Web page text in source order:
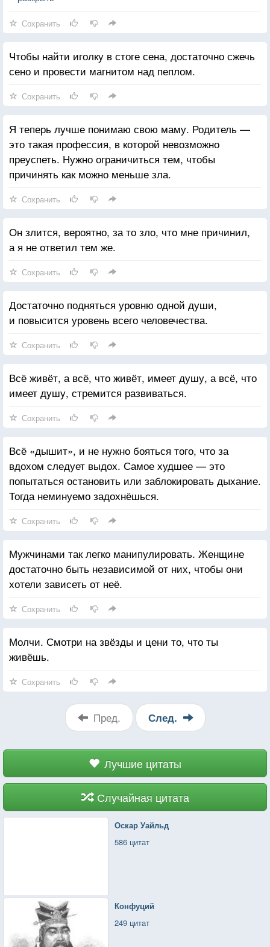
совершенную королеву, происходит что-то
волшебное. Есть и страсть, и длительные
отношения. Только это бывает редко.
Сохранить
Чтобы найти иголку в стоге сена, достаточно сжечь
сено и провести магнитом над пеплом.
Сохранить
Я теперь лучше понимаю свою маму. Родитель —
это такая профессия, в которой невозможно
преуспеть. Нужно ограничиться тем, чтобы
причинять как можно меньше зла.
Сохранить
Он злится, вероятно, за то зло, что мне причинил,
а я не ответил тем же.
Сохранить
Достаточно подняться уровню одной души,
и повысится уровень всего человечества.
Сохранить
Всё живёт, а всё, что живёт, имеет душу, а всё, что
имеет душу, стремится развиваться.
Сохранить
Всё «дышит», и не нужно бояться того, что за
вдохом следует выдох. Самое худшее — это
попытаться остановить или заблокировать дыхание.
Тогда неминуемо задохнёшься.
Сохранить
Мужчинами так легко манипулировать. Женщине
достаточно быть независимой от них, чтобы они
хотели зависеть от неё.
Сохранить
Молчи. Смотри на звёзды и цени то, что ты
живёшь.
Сохранить
Пред. След.
Лучшие цитаты
Случайная цитата
Оскар Уайльд
586 цитат
Конфуций
249 цитат